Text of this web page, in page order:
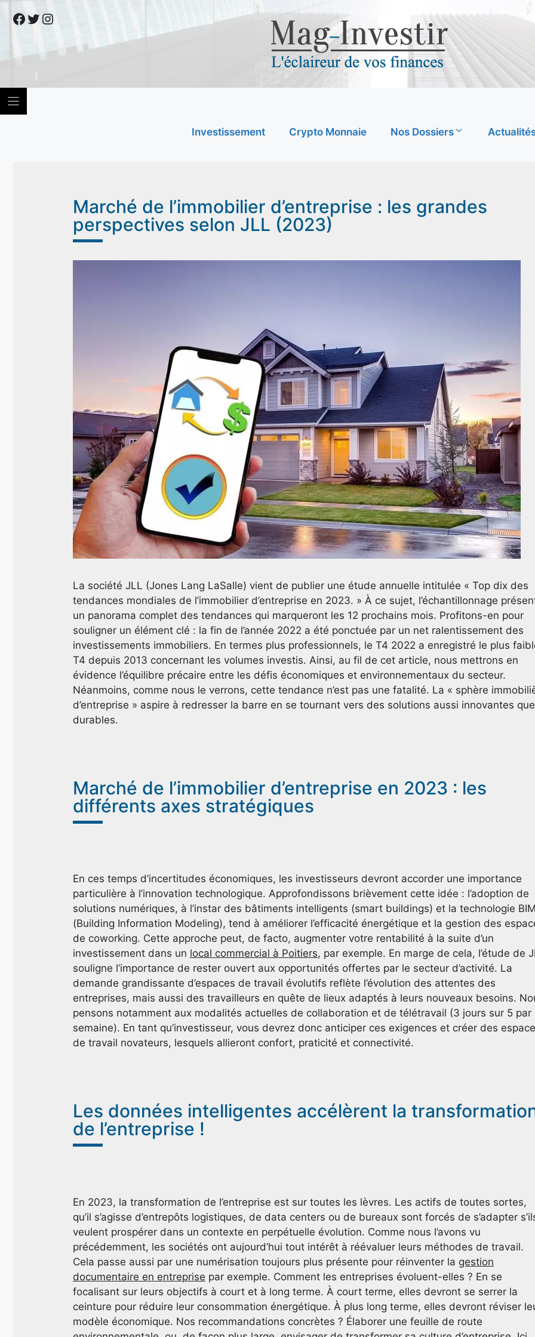
Facebook
Twitter
Instagram
Investissement Crypto Monnaie Nos Dossiers
Marché de l’immobilier d’entreprise : les grandes
perspectives selon JLL (2023)
La société JLL (Jones Lang LaSalle) vient de publier une étude annuelle intitulée « Top dix des
tendances mondiales de l’immobilier d’entreprise en 2023. » À ce sujet, l’échantillonnage
un panorama complet des tendances qui marqueront les 12 prochains mois. Profitons-en pour
souligner un élément clé : la fin de l’année 2022 a été ponctuée par un net ralentissement des
investissements immobiliers. En termes plus professionnels, le T4 2022 a enregistré le plus
T4 depuis 2013 concernant les volumes investis. Ainsi, au fil de cet article, nous mettrons en
évidence l’équilibre précaire entre les défis économiques et environnementaux du secteur.
Néanmoins, comme nous le verrons, cette tendance n’est pas une fatalité. La « sphère
d’entreprise » aspire à redresser la barre en se tournant vers des solutions aussi innovantes que
durables.
Marché de l’immobilier d’entreprise en 2023 : les
différents axes stratégiques
En ces temps d’incertitudes économiques, les investisseurs devront accorder une importance
particulière à l’innovation technologique. Approfondissons brièvement cette idée : l’adoption de
solutions numériques, à l’instar des bâtiments intelligents (smart buildings) et la technologie BIM
(Building Information Modeling), tend à améliorer l’efficacité énergétique et la gestion des
de coworking. Cette approche peut, de facto, augmenter votre rentabilité à la suite d’un
investissement dans un local commercial à Poitiers, par exemple. En marge de cela, l’étude de
souligne l’importance de rester ouvert aux opportunités offertes par le secteur d’activité. La
demande grandissante d’espaces de travail évolutifs reflète l’évolution des attentes des
entreprises, mais aussi des travailleurs en quête de lieux adaptés à leurs nouveaux besoins.
pensons notamment aux modalités actuelles de collaboration et de télétravail (3 jours sur 5 par
semaine). En tant qu’investisseur, vous devrez donc anticiper ces exigences et créer des
de travail novateurs, lesquels allieront confort, praticité et connectivité.
Les données intelligentes accélèrent la
de l’entreprise !
En 2023, la transformation de l’entreprise est sur toutes les lèvres. Les actifs de toutes sortes,
qu’il s’agisse d’entrepôts logistiques, de data centers ou de bureaux sont forcés de s’adapter
veulent prospérer dans un contexte en perpétuelle évolution. Comme nous l’avons vu
précédemment, les sociétés ont aujourd’hui tout intérêt à réévaluer leurs méthodes de travail.
Cela passe aussi par une numérisation toujours plus présente pour réinventer la gestion
documentaire en entreprise par exemple. Comment les entreprises évoluent-elles ? En se
focalisant sur leurs objectifs à court et à long terme. À court terme, elles devront se serrer la
ceinture pour réduire leur consommation énergétique. À plus long terme, elles devront réviser
modèle économique. Nos recommandations concrètes ? Élaborer une feuille de route